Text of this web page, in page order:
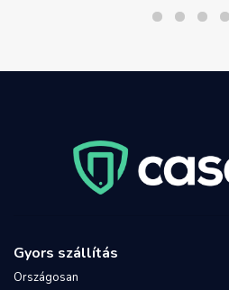
Gyors szállítás
Országosan